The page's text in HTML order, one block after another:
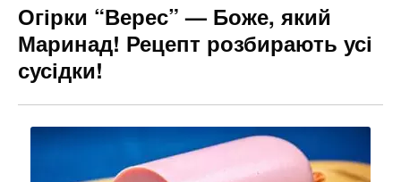
Огірки “Верес” — Боже, який
Маринад! Рецепт розбирають усі
сусідки!